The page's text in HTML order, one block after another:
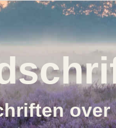
over